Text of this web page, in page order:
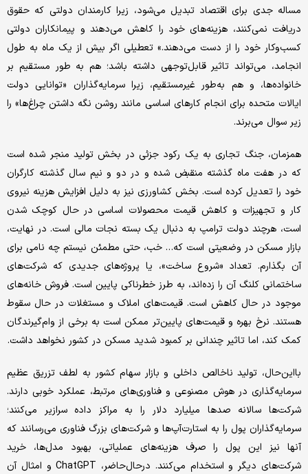
مساله جدی برای اقتصاد تبدیل می‌شود، زیرا کارمندان دولتی که حقوق
دریافت نمی‌کنند، هزینه‌های خود را کاهش می‌دهند و پیمانکاران دولتی
کسب‌وکار خود را از دست می‌دهند.» تعطیلی اگر بیش از یک ماه به طول
انجامد، می‌تواند تاثیر قابل‌توجهی داشته باشد؛ هم به طور مستقیم بر
خانواده‌ها، و هم به‌طور غیرمستقیم، زیرا سرمایه‌گذاران «توانایی دولت
ایالات متحده برای انجام کارهای اساسی مانند روشن نگه داشتن چراغ‌ها» را
زیر سوال می‌برند.
همزمان، جنگ تجاری به یک رکود جزئی در بخش تولید منجر شده است
که در هفت ماه گذشته منقبض شده و در دو و نیم سال گذشته کارگران
خود را تعدیل کرده است. بخش کشاورزی نیز به دلیل افزایش هزینه نیروی
کار و تجهیزات و کاهش قیمت محصولات اساسی در حال کوچک شدن
است، هرچند دولت ترامپ به دنبال یک بسته نجات مالی است. در نهایت،
بازار مسکن در وضعیتی است که… خب، حتی مطمئن نیستم چه نامی برای
آن بگذارم. تعداد «شروع ساخت»، یا پروژه‌های جدیدی که شرکت‌های
ساختمانی کلنگ آن را زده‌اند، به طرز خطرناکی پایین است. فروش خانه‌های
موجود در حال کاهش است. قیمت‌های املاک و مستغلات در حال سقوط
هستند. نرخ بهره و قیمت‌های پایین‌تر ممکن است به برخی از وام‌گیرندگان
کمک کند، اما تاثیر چندانی بر کمبود شدید مسکن در کشور نخواهد داشت.
با‌این‌حال، تولید ناخالص داخلی و بازار سهام کشور به لطف تزریق عظیم
سرمایه‌گذاری در هوش مصنوعی و فناوری‌های مرتبط، عملکرد خوبی دارند.
شرکت‌ها سالانه صدها ‌میلیارد دلار را به مراکز داده سرازیر می‌کنند؛
سرمایه‌گذاران پول را به استارت‌آپ‌ها و شرکت‌های بزرگ فناوری می‌رسانند که
آنها نیز این پول را صرف هزینه‌های عملیاتی، بهبود مدل‌ها، خرید
شرکت‌های دیگر و استخدام می‌کنند. در‌حال‌حاضر، ChatGPT و امثال آن